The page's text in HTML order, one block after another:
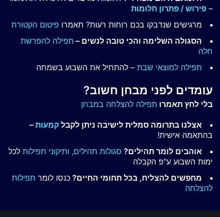
– פירוש / פתרון חלומות
מרגישים שנדבקו בכם רוחות רעות? תאמרו פיטום הקטורת
הסגולה השלימה והכי טובה לנשים – תפילה להפרשת
חלה
תפילה למוצאי שבת – להתחיל את השבוע בשמחה
עומדים לפני מבחן חשוב?
בלי לחץ תאמרו תפילה להצלחה במבחן
אצלנו בתרומה סמלית לישיבה ניתן לקבל קמעות –
בהתאמה אישית!
אוהבים לומר תהילים? סגולות תהילים, ותיקוני תפילות לכל
ימות השבוע ע"פ הקבלה
מחפשים להצליח, בכל תחומי החיים? כנסו לומר תפילות
להצלחה